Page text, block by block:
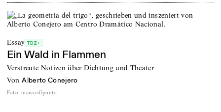
Essay TDZ+
Ein Wald in Flammen
Verstreute Notizen über Dichtung und Theater
von Alberto Conejero
Foto: marcosGpunto